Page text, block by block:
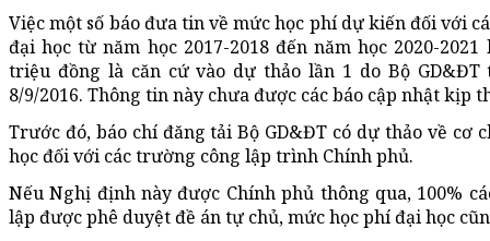
Việc một số báo đưa tin về mức học phí dự kiến đối với
đại học từ năm học 2017-2018 đến năm học 2020-2021
triệu đồng là căn cứ vào dự thảo lần 1 do Bộ
8/9/2016. Thông tin này chưa được các báo cập nhật kịp
Trước đó, báo chí đăng tải Bộ GD&ĐT có dự thảo về cơ
học đối với các trường công lập trình Chính phủ.
Nếu Nghị định này được Chính phủ thông qua, 100%
lập được phê duyệt đề án tự chủ, mức học phí đại học